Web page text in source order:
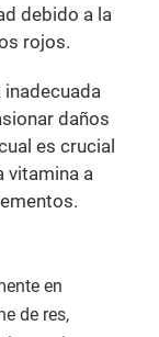
debido a la
rojos.
inadecuada
daños
es crucial
vitamina a
en
de res,